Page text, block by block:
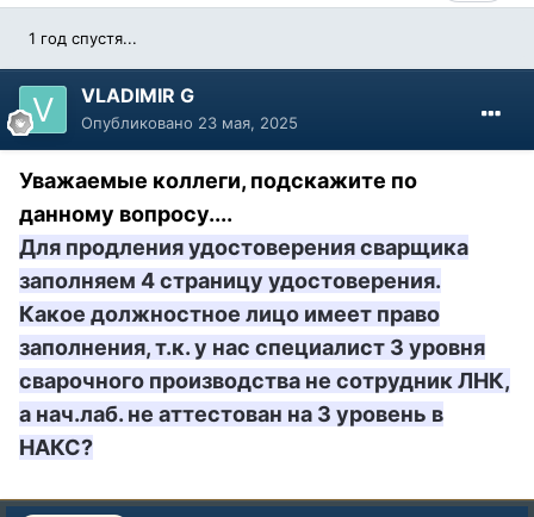
1 год спустя...
VLADIMIR G
Опубликовано 23 мая, 2025
Уважаемые коллеги, подскажите по
данному вопросу....
Для продления удостоверения сварщика
заполняем 4 страницу удостоверения.
Какое должностное лицо имеет право
заполнения, т.к. у нас специалист 3 уровня
сварочного производства не сотрудник ЛНК,
а нач.лаб. не аттестован на 3 уровень в
НАКС?